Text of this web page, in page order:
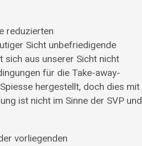
reduzierten
Sicht unbefriedigende
sich aus unserer Sicht nicht
für die Take-away-
hergestellt, doch dies mit
ist nicht im Sinne der SVP und
vorliegenden